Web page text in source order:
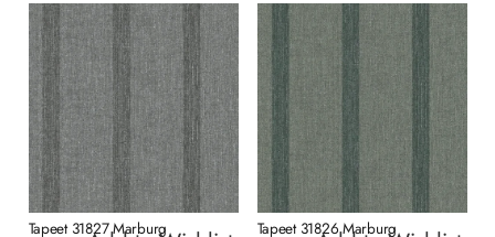
Tapeet 31827 Marburg Tapeet 31826 Marburg